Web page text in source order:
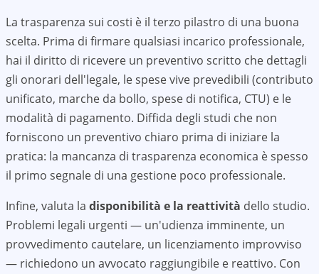
La trasparenza sui costi è il terzo pilastro di una buona
scelta. Prima di firmare qualsiasi incarico professionale,
hai il diritto di ricevere un preventivo scritto che dettagli
gli onorari dell'legale, le spese vive prevedibili (contributo
unificato, marche da bollo, spese di notifica, CTU) e le
modalità di pagamento. Diffida degli studi che non
forniscono un preventivo chiaro prima di iniziare la
pratica: la mancanza di trasparenza economica è spesso
il primo segnale di una gestione poco professionale.
Infine, valuta la disponibilità e la reattività dello studio.
Problemi legali urgenti — un'udienza imminente, un
provvedimento cautelare, un licenziamento improvviso
— richiedono un avvocato raggiungibile e reattivo. Con